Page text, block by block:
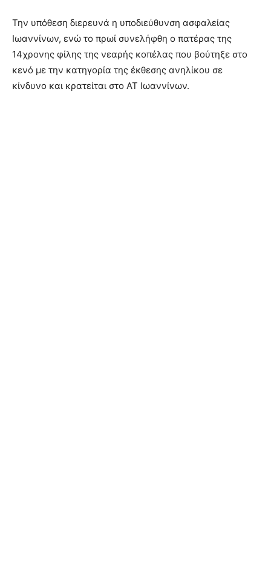
Την υπόθεση διερευνά η υποδιεύθυνση ασφαλείας
Ιωαννίνων, ενώ το πρωί συνελήφθη ο πατέρας της
14χρονης φίλης της νεαρής κοπέλας που βούτηξε στο
κενό με την κατηγορία της έκθεσης ανηλίκου σε
κίνδυνο και κρατείται στο ΑΤ Ιωαννίνων.